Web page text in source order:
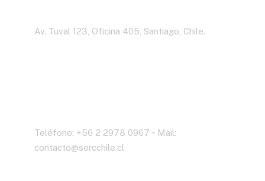
Av. Tuval 123, Oficina 405, Santiago, Chile.
Teléfono: +56 2 2978 0967 • Mail:
contacto@sercchile.cl